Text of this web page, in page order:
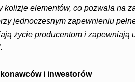
elementów, co pozwala na
jednoczesnym zapewnieniu
życie producentom i zapewniają
i inwestorów